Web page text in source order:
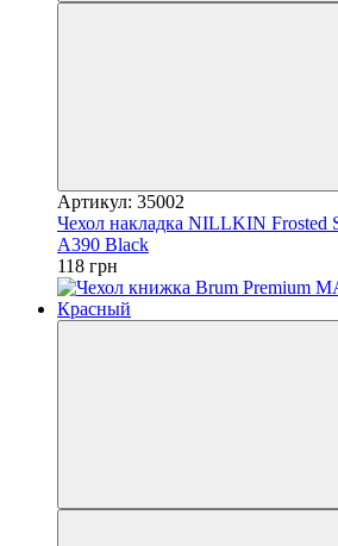
Артикул: 35002
Чехол накладка NILLKIN Frosted
A390 Black
118 грн